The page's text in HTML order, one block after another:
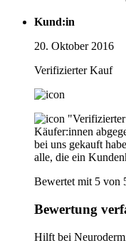
Kund:in
20. Oktober 2016
Verifizierter Kauf
Käufer:innen
bei uns gekauft
alle, die ein
Bewertet mit 5 von
Bewertung
Hilft bei